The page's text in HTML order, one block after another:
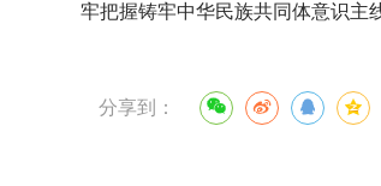
牢把握铸牢中华民族共同体意识主
分享到：